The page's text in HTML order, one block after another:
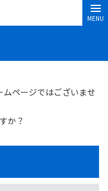
MENU
ページではございませ
か？